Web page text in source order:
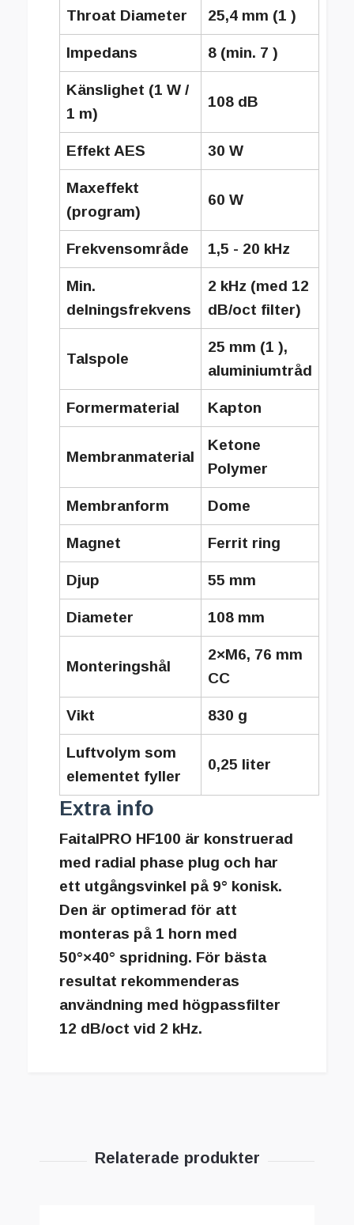
Throat Diameter 25,4 mm (1 )
Impedans 8 (min. 7 )
Känslighet (1 W /
1 m)
108 dB
Effekt AES 30 W
Maxeffekt
(program)
60 W
Frekvensområde 1,5 - 20 kHz
Min.
delningsfrekvens
2 kHz (med 12
dB/oct filter)
Talspole
25 mm (1 ),
aluminiumtråd
Formermaterial Kapton
Membranmaterial
Ketone
Polymer
Membranform Dome
Magnet Ferrit ring
Djup 55 mm
Diameter 108 mm
Monteringshål
2×M6, 76 mm
CC
Vikt 830 g
Luftvolym som
elementet fyller
0,25 liter
Extra info
FaitalPRO HF100 är konstruerad
med radial phase plug och har
ett utgångsvinkel på 9° konisk.
Den är optimerad för att
monteras på 1 horn med
50°×40° spridning. För bästa
resultat rekommenderas
användning med högpassfilter
12 dB/oct vid 2 kHz.